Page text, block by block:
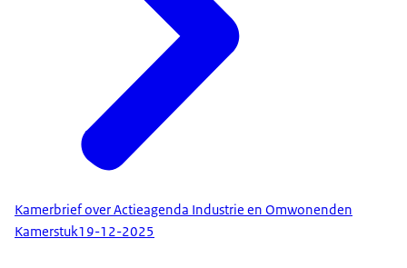
Kamerbrief over Actieagenda Industrie en Omwonenden
Kamerstuk19-12-2025